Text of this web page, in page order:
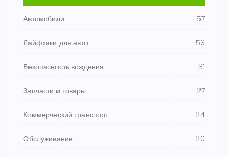
Автомобили 57
Лайфхаки для авто 53
Безопасность вождения 31
Запчасти и товары 27
Коммерческий транспорт 24
Обслуживание 20